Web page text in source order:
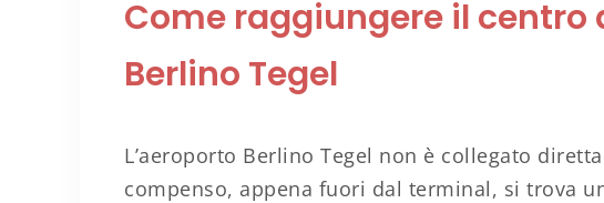
Come raggiungere il centro
Berlino Tegel
L’aeroporto Berlino Tegel non è collegato
compenso, appena fuori dal terminal, si trova